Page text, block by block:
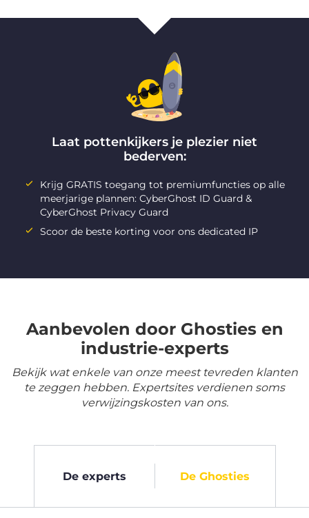
Laat pottenkijkers je plezier niet
bederven:
Krijg GRATIS toegang tot premiumfuncties op alle
meerjarige plannen: CyberGhost ID Guard &
CyberGhost Privacy Guard
Scoor de beste korting voor ons dedicated IP
Aanbevolen door Ghosties en
industrie-experts
Bekijk wat enkele van onze meest tevreden klanten
te zeggen hebben. Expertsites verdienen soms
verwijzingskosten van ons.
De experts De Ghosties